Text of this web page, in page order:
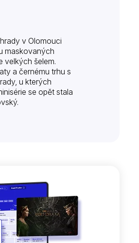
v Olomouci
maskovaných
velkých šelem.
a černému trhu s
u kterých
se opět stala